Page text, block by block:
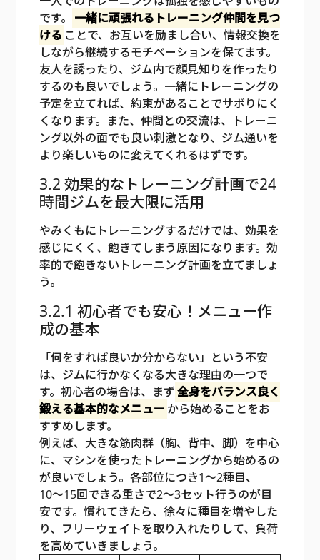
です。
一緒に頑張れるトレーニング仲間を見つ
ける ことで、お互いを励まし合い、情報交換を
しながら継続するモチベーションを保てます。
友人を誘ったり、ジム内で顔見知りを作ったり
するのも良いでしょう。一緒にトレーニングの
予定を立てれば、約束があることでサボりにく
くなります。また、仲間との交流は、トレーニ
ング以外の面でも良い刺激となり、ジム通いを
より楽しいものに変えてくれるはずです。
3.2 効果的なトレーニング計画で24
時間ジムを最大限に活用
やみくもにトレーニングするだけでは、効果を
感じにくく、飽きてしまう原因になります。効
率的で飽きないトレーニング計画を立てましょ
う。
3.2.1 初心者でも安心！メニュー作
成の基本
「何をすれば良いか分からない」という不安
は、ジムに行かなくなる大きな理由の一つで
す。初心者の場合は、まず全身をバランス良く
鍛える基本的なメニュー から始めることをお
すすめします。
例えば、大きな筋肉群（胸、背中、脚）を中心
に、マシンを使ったトレーニングから始めるの
が良いでしょう。各部位につき1〜2種目、
10〜15回できる重さで2〜3セット行うのが目
安です。慣れてきたら、徐々に種目を増やした
り、フリーウェイトを取り入れたりして、負荷
を高めていきましょう。